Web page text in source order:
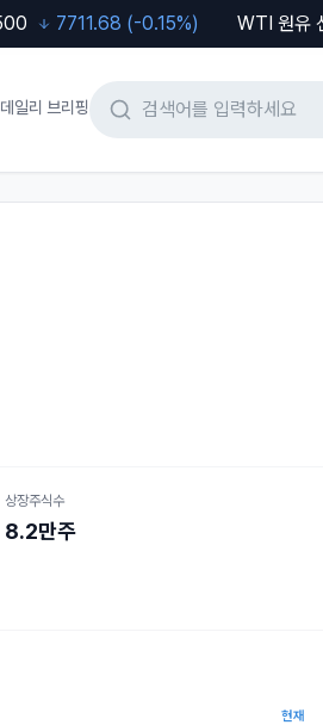
7711.68(-0.15 %) WTI 원유 선물
데일리 브리핑
상장주식수
8.2만주
현재